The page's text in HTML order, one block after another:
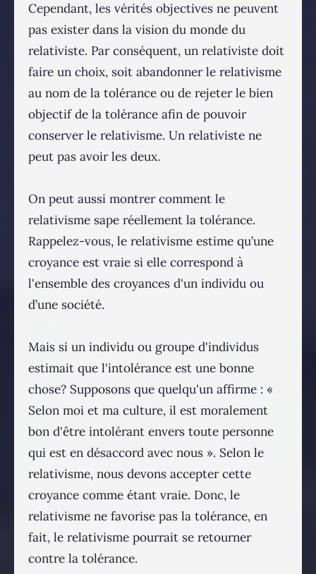
Cependant, les vérités objectives ne peuvent
pas exister dans la vision du monde du
relativiste. Par conséquent, un relativiste doit
faire un choix, soit abandonner le relativisme
au nom de la tolérance ou de rejeter le bien
objectif de la tolérance afin de pouvoir
conserver le relativisme. Un relativiste ne
peut pas avoir les deux.
On peut aussi montrer comment le
relativisme sape réellement la tolérance.
Rappelez-vous, le relativisme estime qu’une
croyance est vraie si elle correspond à
l'ensemble des croyances d'un individu ou
d’une société.
Mais si un individu ou groupe d'individus
estimait que l'intolérance est une bonne
chose? Supposons que quelqu'un affirme : «
Selon moi et ma culture, il est moralement
bon d'être intolérant envers toute personne
qui est en désaccord avec nous ». Selon le
relativisme, nous devons accepter cette
croyance comme étant vraie. Donc, le
relativisme ne favorise pas la tolérance, en
fait, le relativisme pourrait se retourner
contre la tolérance.